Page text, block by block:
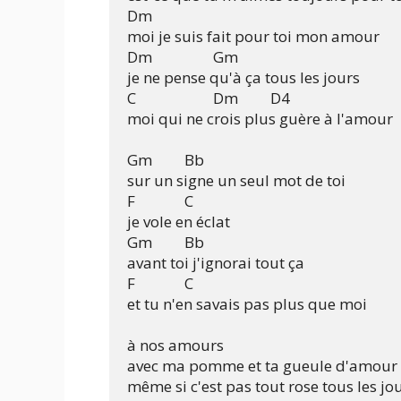
Dm
moi je suis fait pour toi mon amour
Dm			Gm
je ne pense qu'à ça tous les jours
C			Dm		D4
moi qui ne crois plus guère à l'amour
Gm		Bb
sur un signe un seul mot de toi
F		C
je vole en éclat
Gm		Bb
avant toi j'ignorai tout ça
F		C
et tu n'en savais pas plus que moi
à nos amours
avec ma pomme et ta gueule d'amour
même si c'est pas tout rose tous les